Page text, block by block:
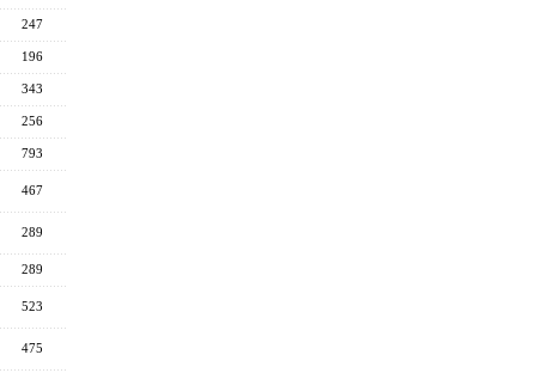
247
196
343
256
793
467
289
289
523
475